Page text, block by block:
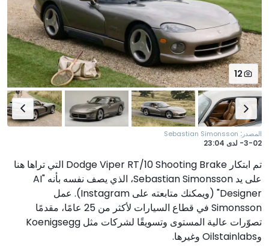
12
المصدر:
Sebastian Simonsson
3-02- لدى
تم ابتكار Dodge Viper RT/10 Shooting Brake التي تراها هنا
على يد Sebastian Simonsson، الذي يصف نفسه بأنه "AI
Designer" (ويمكنك متابعته على Instagram). عمل
Simonsson في قطاع السيارات لأكثر من 25 عامًا، مقدمًا
تصوّرات عالية المستوى وتسويقًا لشركات مثل Koenigsegg
وOilstainlabs وغيرها.